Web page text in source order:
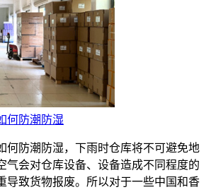
何防潮防湿
何防潮防湿，下雨时仓库将不可避免地
气会对仓库设备、设备造成不同程度的
导致货物报废。所以对于一些中国和香